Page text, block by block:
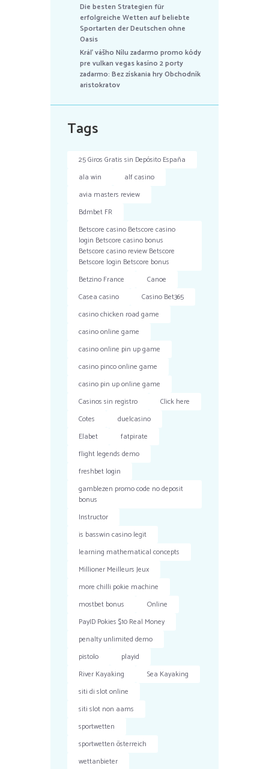
Die besten Strategien für
erfolgreiche Wetten auf beliebte
Sportarten der Deutschen ohne
Oasis
Kráľ vášho Nílu zadarmo promo kódy
pre vulkan vegas kasíno 2 porty
zadarmo: Bez získania hry Obchodník
aristokratov
Tags
25 Giros Gratis sin Depósito España
ala win
alf casino
avia masters review
Bdmbet FR
Betscore casino Betscore casino
login Betscore casino bonus
Betscore casino review Betscore
Betscore login Betscore bonus
Betzino France
Canoe
Casea casino
Casino Bet365
casino chicken road game
casino online game
casino online pin up game
casino pinco online game
casino pin up online game
Casinos sin registro
Click here
Cotes
duelcasino
Elabet
fatpirate
flight legends demo
freshbet login
gamblezen promo code no deposit
bonus
Instructor
is basswin casino legit
learning mathematical concepts
Millioner Meilleurs Jeux
more chilli pokie machine
mostbet bonus
Online
PayID Pokies $10 Real Money
penalty unlimited demo
pistolo
playid
River Kayaking
Sea Kayaking
siti di slot online
siti slot non aams
sportwetten
sportwetten österreich
wettanbieter